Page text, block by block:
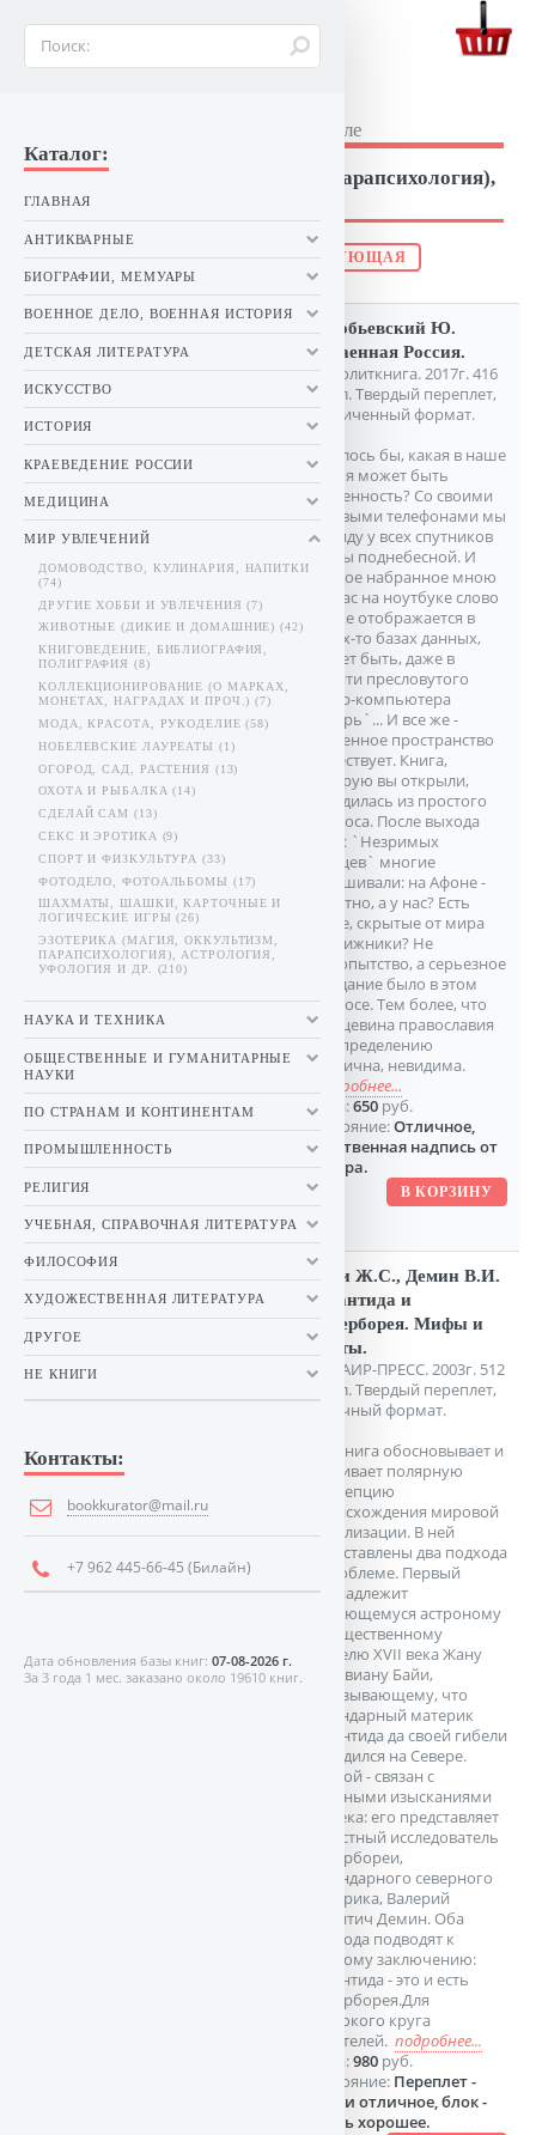
Букинистические книги в Ставрополе
Эзотерика (магия, оккультизм, парапсихология),
астрология, уфология и др.
ПРЕДЫДУЩАЯ СЛЕДУЮЩАЯ
Воробьевский Ю.
Потаенная Россия.
М. Политкнига. 2017г. 416
с. илл. Твердый переплет,
Увеличенный формат.
Казалось бы, какая в наше
время может быть
потаенность? Со своими
сотовыми телефонами мы
на виду у всех спутников
злобы поднебесной. И
каждое набранное мною
сейчас на ноутбуке слово
тут же отображается в
каких-то базах данных,
может быть, даже в
памяти пресловутого
супер-компьютера
`Зверь`... И все же -
потаенное пространство
существует. Книга,
которую вы открыли,
зародилась из простого
вопроса. После выхода
моих `Незримых
старцев` многие
спрашивали: на Афоне -
понятно, а у нас? Есть
такие, скрытые от мира
подвижники? Не
любопытство, а серьезное
ожидание было в этом
вопросе. Тем более, что
сердцевина православия
по определению
мистична, невидима.
подробнее...
Цена:650руб.
Состояние:Отличное,
дарственная надпись от
автора.
Байи Ж.С., Демин В.И.
Атлантида и
Гиперборея. Мифы и
факты.
М. ФАИР-ПРЕСС. 2003г. 512
с. илл. Твердый переплет,
Обычный формат.
Эта книга обосновывает и
развивает полярную
концепцию
происхождения мировой
цивилизации. В ней
представлены два подхода
к проблеме. Первый
принадлежит
выдающемуся астроному
и общественному
деятелю XVII века Жану
Сильвиану Байи,
доказывающему, что
легендарный материк
Атлантида да своей гибели
находился на Севере.
Второй - связан с
научными изысканиями
XX века: его представляет
известный исследователь
Гипербореи,
легендарного северного
материка, Валерий
Никитич Демин. Оба
подхода подводят к
единому заключению:
Атлантида - это и есть
Гиперборея.Для
широкого круга
читателей. подробнее...
Цена:980руб.
Состояние: Переплет -
почти отличное, блок -
очень хорошее.
Каталог:
ГЛАВНАЯ
АНТИКВАРНЫЕ
БИОГРАФИИ, МЕМУАРЫ
ВОЕННОЕ ДЕЛО, ВОЕННАЯ ИСТОРИЯ
ДЕТСКАЯ ЛИТЕРАТУРА
ИСКУССТВО
ИСТОРИЯ
КРАЕВЕДЕНИЕ РОССИИ
МЕДИЦИНА
МИР УВЛЕЧЕНИЙ
ДОМОВОДСТВО, КУЛИНАРИЯ, НАПИТКИ
(74)
ДРУГИЕ ХОББИ И УВЛЕЧЕНИЯ (7)
ЖИВОТНЫЕ (ДИКИЕ И ДОМАШНИЕ) (42)
КНИГОВЕДЕНИЕ, БИБЛИОГРАФИЯ,
ПОЛИГРАФИЯ (8)
КОЛЛЕКЦИОНИРОВАНИЕ (О МАРКАХ,
МОНЕТАХ, НАГРАДАХ И ПРОЧ.) (7)
МОДА, КРАСОТА, РУКОДЕЛИЕ (58)
НОБЕЛЕВСКИЕ ЛАУРЕАТЫ (1)
ОГОРОД, САД, РАСТЕНИЯ (13)
ОХОТА И РЫБАЛКА (14)
СДЕЛАЙ САМ (13)
СЕКС И ЭРОТИКА (9)
СПОРТ И ФИЗКУЛЬТУРА (33)
ФОТОДЕЛО, ФОТОАЛЬБОМЫ (17)
ШАХМАТЫ, ШАШКИ, КАРТОЧНЫЕ И
ЛОГИЧЕСКИЕ ИГРЫ (26)
ЭЗОТЕРИКА (МАГИЯ, ОККУЛЬТИЗМ,
ПАРАПСИХОЛОГИЯ), АСТРОЛОГИЯ,
УФОЛОГИЯ И ДР. (210)
НАУКА И ТЕХНИКА
ОБЩЕСТВЕННЫЕ И ГУМАНИТАРНЫЕ
НАУКИ
ПО СТРАНАМ И КОНТИНЕНТАМ
ПРОМЫШЛЕННОСТЬ
РЕЛИГИЯ
УЧЕБНАЯ, СПРАВОЧНАЯ ЛИТЕРАТУРА
ФИЛОСОФИЯ
ХУДОЖЕСТВЕННАЯ ЛИТЕРАТУРА
ДРУГОЕ
НЕ КНИГИ
Контакты:
bookkurator@mail.ru
+7 962 445-66-45 (Билайн)
Дата обновления базы книг: 07-08-2026 г.
За 3 года 1 мес. заказано около 19610 книг.